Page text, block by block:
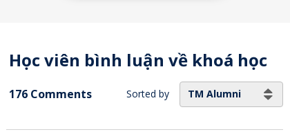
176 Comments Sorted by
Học viên bình luận về khoá học
TM Alumni